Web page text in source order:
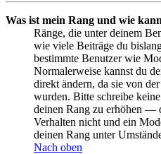
Was ist mein Rang und wie
Ränge, die unter deinem
wie viele Beiträge du
bestimmte Benutzer wie
Normalerweise kannst du
direkt ändern, da sie von
wurden. Bitte schreibe
deinen Rang zu erhöhen —
Verhalten nicht und ein
deinen Rang unter
Nach oben